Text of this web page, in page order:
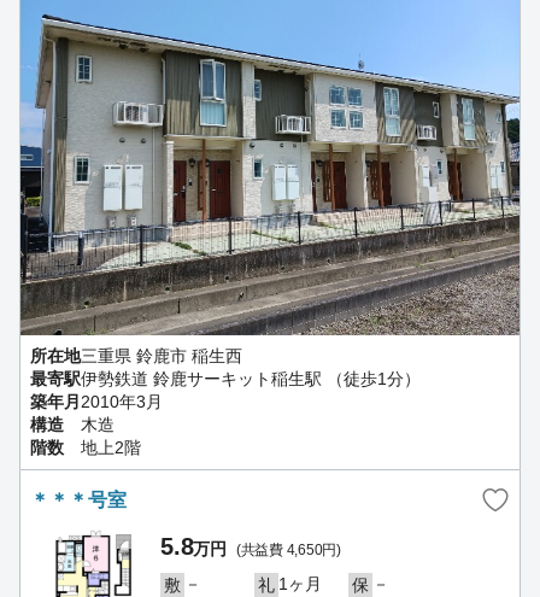
所在地三重県 鈴鹿市 稲生西
最寄駅伊勢鉄道 鈴鹿サーキット稲生駅 （徒歩1分）
築年月 2010年3月
構造
木造
階数
地上2階
＊＊＊号室
5.8万円 (共益費 4,650円)
敷 － 礼 1ヶ月 保 －